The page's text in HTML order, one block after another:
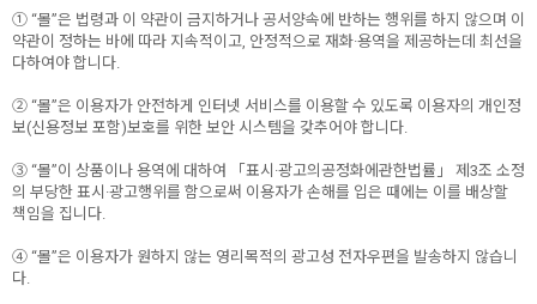
① “몰”은 법령과 이 약관이 금지하거나 공서양속에 반하는 행위를 하지 않으며 이
약관이 정하는 바에 따라 지속적이고, 안정적으로 재화·용역을 제공하는데 최선을
다하여야 합니다.
② “몰”은 이용자가 안전하게 인터넷 서비스를 이용할 수 있도록 이용자의 개인정
보(신용정보 포함)보호를 위한 보안 시스템을 갖추어야 합니다.
③ “몰”이 상품이나 용역에 대하여 「표시·광고의공정화에관한법률」 제3조 소정
의 부당한 표시·광고행위를 함으로써 이용자가 손해를 입은 때에는 이를 배상할
책임을 집니다.
④ “몰”은 이용자가 원하지 않는 영리목적의 광고성 전자우편을 발송하지 않습니
다.